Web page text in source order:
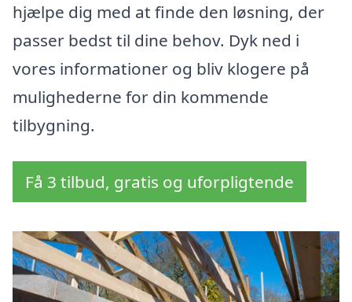
hjælpe dig med at finde den løsning, der
passer bedst til dine behov. Dyk ned i
vores informationer og bliv klogere på
mulighederne for din kommende
tilbygning.
Få 3 tilbud, gratis og uforpligtende